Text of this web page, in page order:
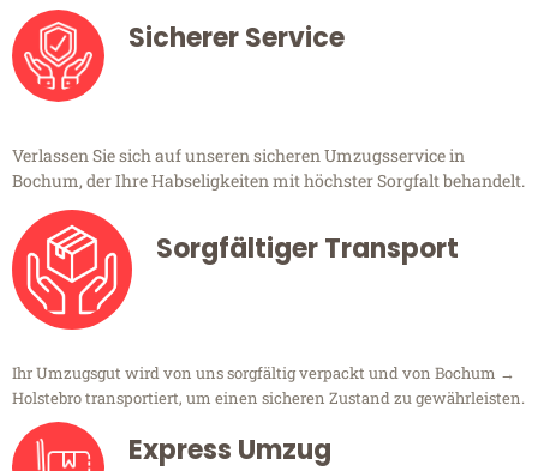
Sicherer Service
Verlassen Sie sich auf unseren sicheren Umzugsservice in
Bochum, der Ihre Habseligkeiten mit höchster Sorgfalt behandelt.
Sorgfältiger Transport
Ihr Umzugsgut wird von uns sorgfältig verpackt und von Bochum →
Holstebro transportiert, um einen sicheren Zustand zu gewährleisten.
Express Umzug